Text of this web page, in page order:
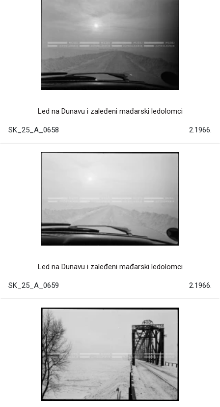
Led na Dunavu i zaleđeni mađarski ledolomci
SK_25_A_0658 2.1966.
Led na Dunavu i zaleđeni mađarski ledolomci
SK_25_A_0659 2.1966.